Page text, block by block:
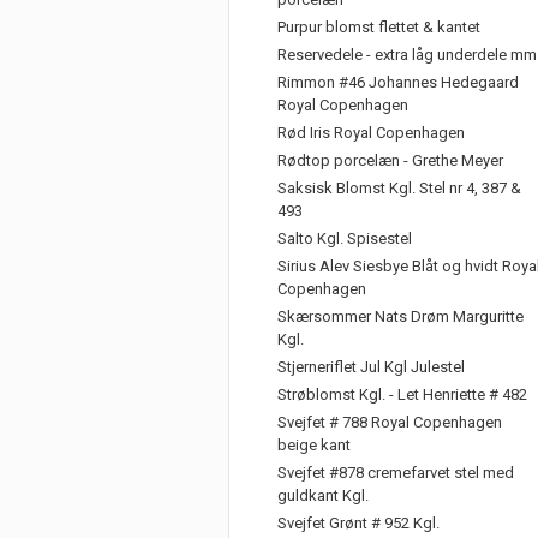
Purpur blomst flettet & kantet
Reservedele - extra låg underdele mm
Rimmon #46 Johannes Hedegaard
Royal Copenhagen
Rød Iris Royal Copenhagen
Rødtop porcelæn - Grethe Meyer
Saksisk Blomst Kgl. Stel nr 4, 387 &
493
Salto Kgl. Spisestel
Sirius Alev Siesbye Blåt og hvidt
Copenhagen
Skærsommer Nats Drøm Marguritte
Kgl.
Stjerneriflet Jul Kgl Julestel
Strøblomst Kgl. - Let Henriette # 482
Svejfet # 788 Royal Copenhagen
beige kant
Svejfet #878 cremefarvet stel med
guldkant Kgl.
Svejfet Grønt # 952 Kgl.